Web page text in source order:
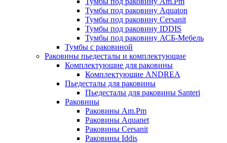
Тумбы под раковину Aquaton
Тумбы под раковину Cersanit
Тумбы под раковину IDDIS
Тумбы под раковину АСБ-Мебель
Тумбы с раковиной
Раковины пьедесталы и комплектующие
Комплектующие для раковины
Комплектующие ANDREA
Пьедесталы для раковины
Пьедесталы для раковины Santeri
Раковины
Раковины Am.Pm
Раковины Aquanet
Раковины Cersanit
Раковины Iddis